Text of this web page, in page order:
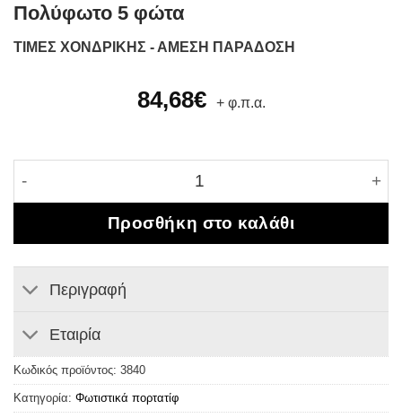
Πολύφωτο 5 φώτα
ΤΙΜΕΣ ΧΟΝΔΡΙΚΗΣ - ΑΜΕΣΗ ΠΑΡΑΔΟΣΗ
84,68€ + φ.π.α.
Προσθήκη στο καλάθι
Περιγραφή
Εταιρία
Κωδικός προϊόντος: 3840
Κατηγορία: Φωτιστικά πορτατίφ